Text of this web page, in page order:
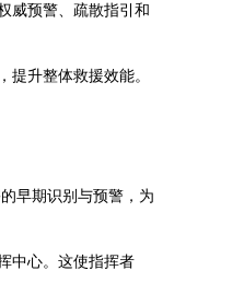
威预警、疏散指引和
升整体救援效能。
早期识别与预警，为
中心。这使指挥者